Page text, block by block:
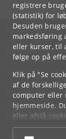
registrere
(statistik) for
Desuden
markedsføring
eller kurser, til
følge op på
Klik på "Se
af de
computer eller
hjemmeside.
eller afslå
underCookie-
bunden af hver
KØBENHAVNS
KONTAKT
SERVICES
FOR
JOB OG